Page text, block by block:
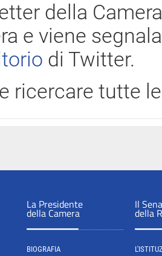
della
e viene
di Twitter.
ricercare tutte
La Presidente
della Camera
BIOGRAFIA
Il
della